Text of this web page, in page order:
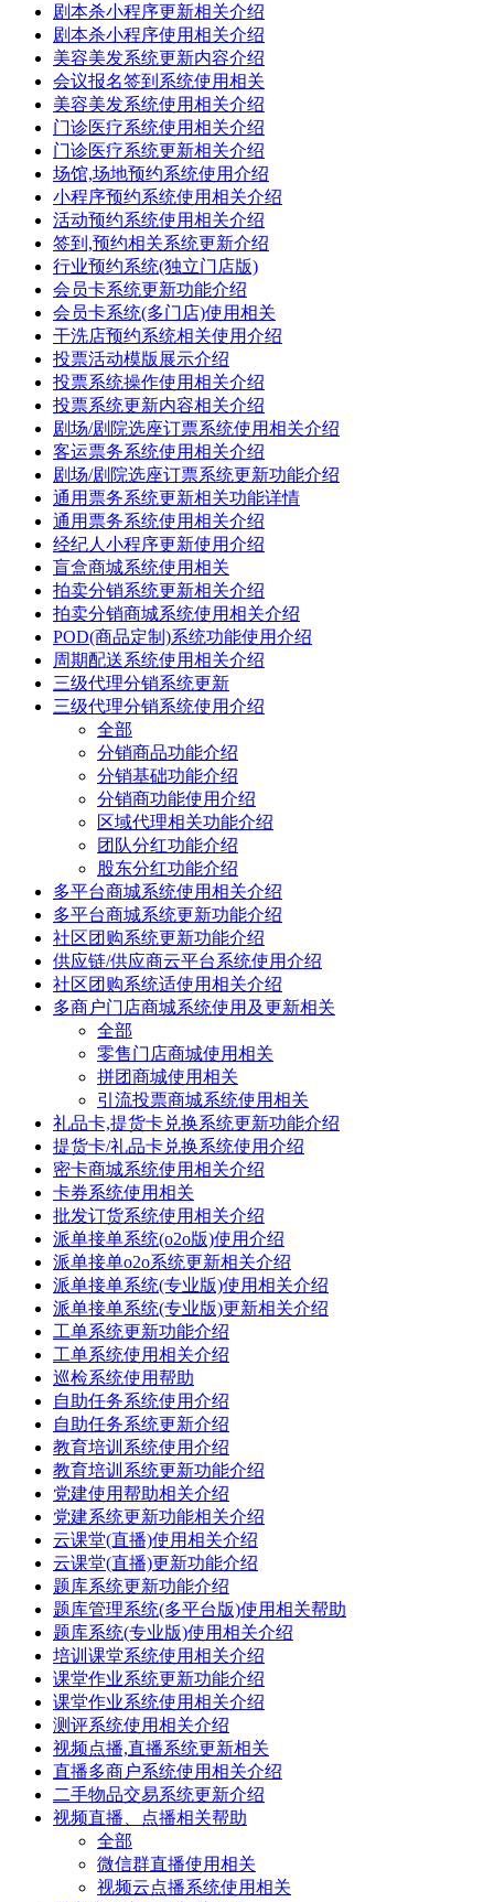
剧本杀小程序更新相关介绍
剧本杀小程序使用相关介绍
美容美发系统更新内容介绍
会议报名签到系统使用相关
美容美发系统使用相关介绍
门诊医疗系统使用相关介绍
门诊医疗系统更新相关介绍
场馆,场地预约系统使用介绍
小程序预约系统使用相关介绍
活动预约系统使用相关介绍
签到,预约相关系统更新介绍
行业预约系统(独立门店版)
会员卡系统更新功能介绍
会员卡系统(多门店)使用相关
干洗店预约系统相关使用介绍
投票活动模版展示介绍
投票系统操作使用相关介绍
投票系统更新内容相关介绍
剧场/剧院选座订票系统使用相关介绍
客运票务系统使用相关介绍
剧场/剧院选座订票系统更新功能介绍
通用票务系统更新相关功能详情
通用票务系统使用相关介绍
经纪人小程序更新使用介绍
盲盒商城系统使用相关
拍卖分销系统更新相关介绍
拍卖分销商城系统使用相关介绍
POD(商品定制)系统功能使用介绍
周期配送系统使用相关介绍
三级代理分销系统更新
三级代理分销系统使用介绍
全部
分销商品功能介绍
分销基础功能介绍
分销商功能使用介绍
区域代理相关功能介绍
团队分红功能介绍
股东分红功能介绍
多平台商城系统使用相关介绍
多平台商城系统更新功能介绍
社区团购系统更新功能介绍
供应链/供应商云平台系统使用介绍
社区团购系统适使用相关介绍
多商户门店商城系统使用及更新相关
全部
零售门店商城使用相关
拼团商城使用相关
引流投票商城系统使用相关
礼品卡,提货卡兑换系统更新功能介绍
提货卡/礼品卡兑换系统使用介绍
密卡商城系统使用相关介绍
卡券系统使用相关
批发订货系统使用相关介绍
派单接单系统(o2o版)使用介绍
派单接单o2o系统更新相关介绍
派单接单系统(专业版)使用相关介绍
派单接单系统(专业版)更新相关介绍
工单系统更新功能介绍
工单系统使用相关介绍
巡检系统使用帮助
自助任务系统使用介绍
自助任务系统更新介绍
教育培训系统使用介绍
教育培训系统更新功能介绍
党建使用帮助相关介绍
党建系统更新功能相关介绍
云课堂(直播)使用相关介绍
云课堂(直播)更新功能介绍
题库系统更新功能介绍
题库管理系统(多平台版)使用相关帮助
题库系统(专业版)使用相关介绍
培训课堂系统使用相关介绍
课堂作业系统更新功能介绍
课堂作业系统使用相关介绍
测评系统使用相关介绍
视频点播,直播系统更新相关
直播多商户系统使用相关介绍
二手物品交易系统更新介绍
视频直播、点播相关帮助
全部
微信群直播使用相关
视频云点播系统使用相关